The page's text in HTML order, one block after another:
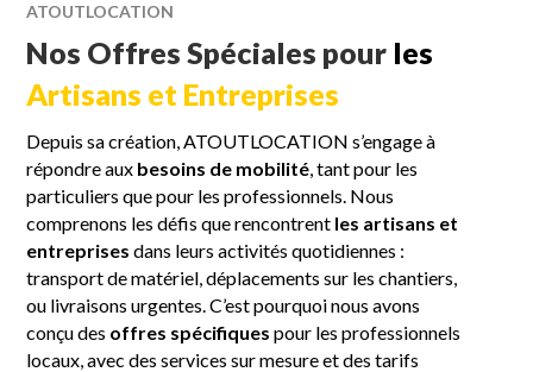
ATOUTLOCATION
Nos Offres Spéciales pour les
Artisans et Entreprises
Depuis sa création, ATOUTLOCATION s’engage à
répondre aux besoins de mobilité, tant pour les
particuliers que pour les professionnels. Nous
comprenons les défis que rencontrent les artisans et
entreprises dans leurs activités quotidiennes :
transport de matériel, déplacements sur les chantiers,
ou livraisons urgentes. C’est pourquoi nous avons
conçu des offres spécifiques pour les professionnels
locaux, avec des services sur mesure et des tarifs